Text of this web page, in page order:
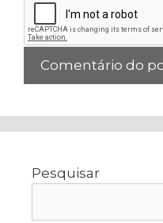
Pesquisar